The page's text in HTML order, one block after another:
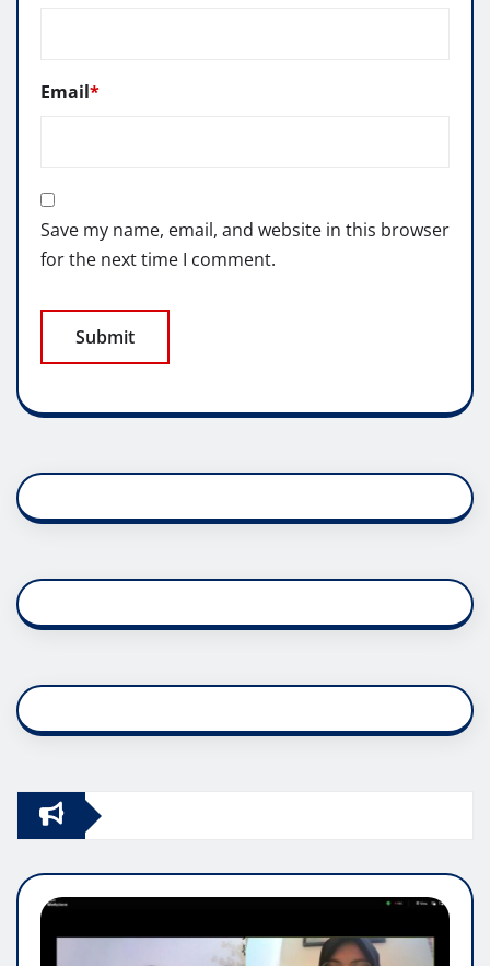
Email*
Save my name, email, and website in this browser
for the next time I comment.